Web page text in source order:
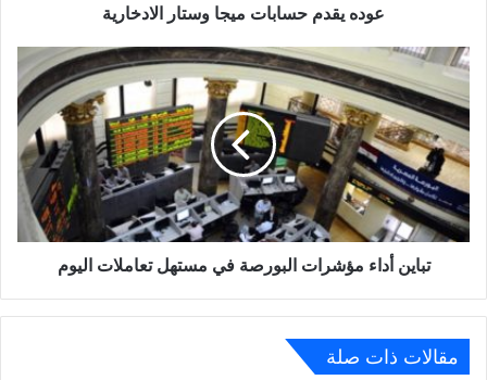
عوده يقدم حسابات ميجا وستار الادخارية
تباين
أداء
مؤشرات
البورصة
في
مستهل
تعاملات
اليوم
تباين أداء مؤشرات البورصة في مستهل تعاملات اليوم
مقالات ذات صلة